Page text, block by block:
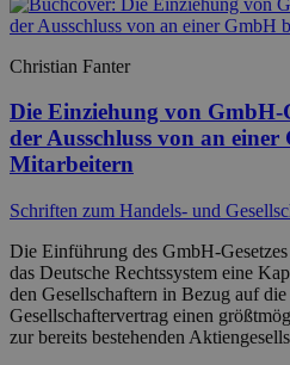
Christian Fanter
Die Einziehung von GmbH-
der Ausschluss von an
Mitarbeitern
Schriften zum Handels- und
Die Einführung des GmbH-
das Deutsche Rechtssystem eine
den Gesellschaftern in Bezug auf
Gesellschaftervertrag einen
zur bereits bestehenden